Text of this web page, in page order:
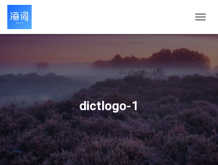
换
航
dictlogo-1